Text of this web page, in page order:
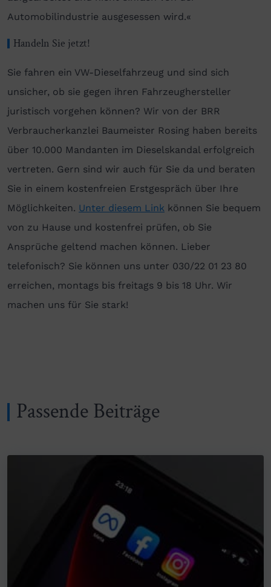
Automobilindustrie ausgesessen wird.«
Handeln Sie jetzt!
Sie fahren ein VW-Dieselfahrzeug und sind sich
unsicher, ob sie gegen ihren Fahrzeughersteller
juristisch vorgehen können? Wir von der BRR
Verbraucherkanzlei Baumeister Rosing haben bereits
über 10.000 Mandanten im Dieselskandal erfolgreich
vertreten. Gern sind wir auch für Sie da und beraten
Sie in einem kostenfreien Erstgespräch über Ihre
Möglichkeiten. Unter diesem Link können Sie bequem
von zu Hause und kostenfrei prüfen, ob Sie
Ansprüche geltend machen können. Lieber
telefonisch? Sie können uns unter 030/22 01 23 80
erreichen, montags bis freitags 9 bis 18 Uhr. Wir
machen uns für Sie stark!
Passende Beiträge